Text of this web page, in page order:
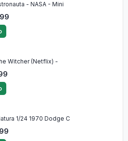
- NASA - Mini
Witcher (Netflix) -
1/24 1970 Dodge C